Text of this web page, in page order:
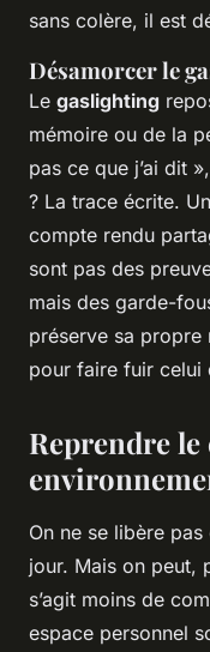
sans colère, il est
Désamorcer le
Le gaslighting
mémoire ou de la
pas ce que j’ai dit
? La trace écrite.
compte rendu
sont pas des
mais des garde-
préserve sa propre
pour faire fuir celui
Reprendre
On ne se libère
jour. Mais on peut,
s’agit moins de
espace personnel